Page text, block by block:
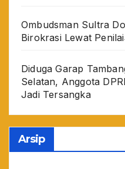
Ombudsman Sultra
Birokrasi Lewat
Diduga Garap
Selatan, Anggota
Jadi Tersangka
Arsip